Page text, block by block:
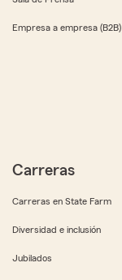
Empresa a empresa (B2B)
Carreras
Carreras en State Farm
Diversidad e inclusión
Jubilados